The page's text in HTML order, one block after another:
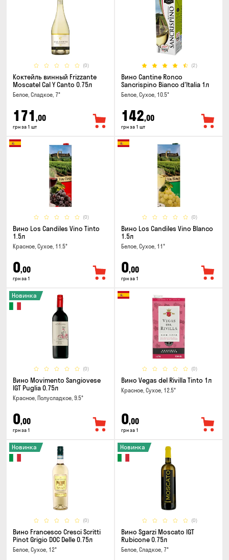
(0)
Коктейль винный Frizzante
Moscatel Cal Y Canto 0.75л
Белое, Сладкое, 7°
171 ,00
грн за 1 шт
(2)
Вино Cantine Ronco
Sancrispino Bianco d'Italia 1л
Белое, Сухое, 10.5°
142,00
грн за 1 шт
(0)
Вино Los Candiles Vino Tinto
1.5л
Красное, Сухое, 11.5°
0,00
грн за 1
(0)
Вино Los Candiles Vino Blanco
1.5л
Белое, Сухое, 11°
0,00
грн за 1
(0)
Новинка
Вино Movimento Sangiovese
IGT Puglia 0.75л
Красное, Полусладкое, 9.5°
0,00
грн за 1
(0)
Вино Vegas del Rivilla Tinto 1л
Красное, Сухое, 12.5°
0,00
грн за 1
(0)
Новинка
Вино Francesco Cresci Scritti
Pinot Grigio DOC Delle 0.75л
Белое, Сухое, 12°
(0)
Новинка
Вино Sgarzi Moscato IGT
Rubicone 0.75л
Белое, Сладкое, 7°